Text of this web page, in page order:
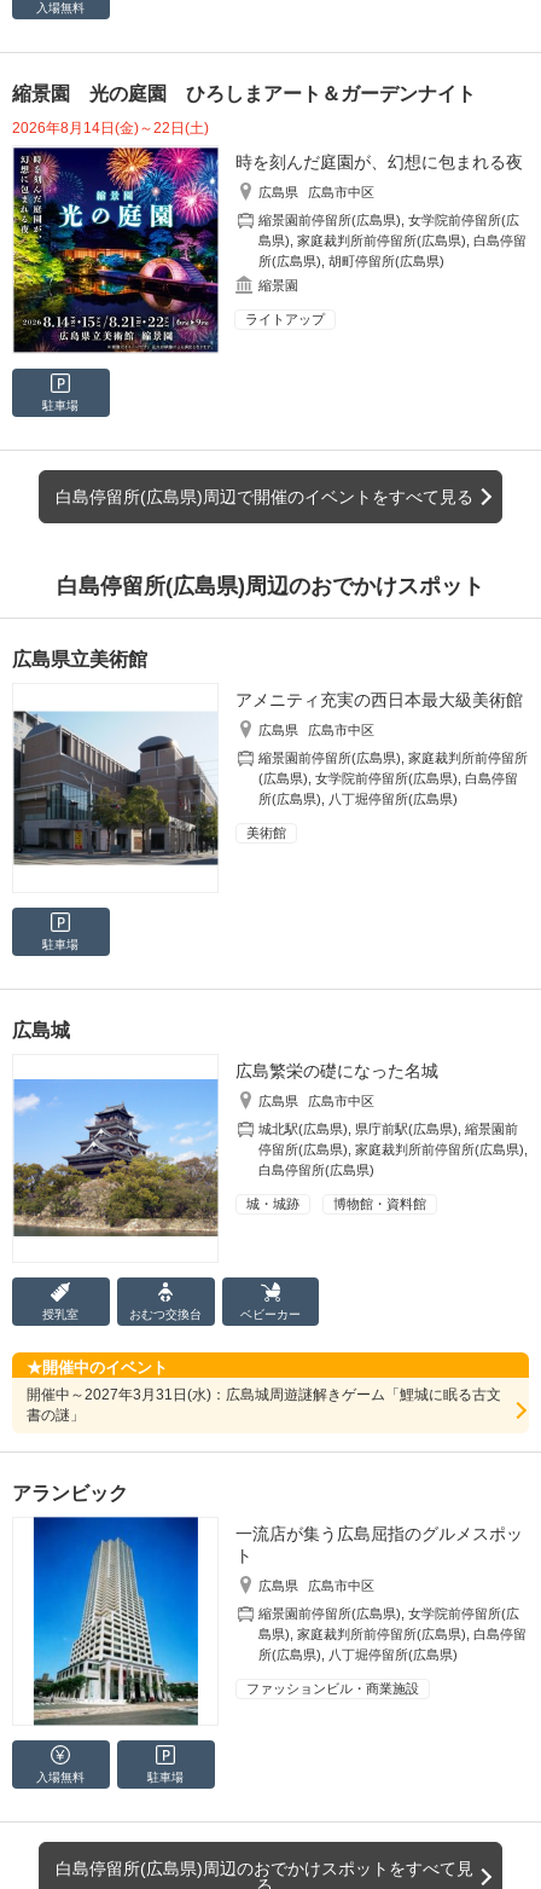
入場無料
縮景園 光の庭園 ひろしまアート＆ガーデンナイト
2026年8月14日(金)～22日(土)
時を刻んだ庭園が、幻想に包まれる夜
広島県
広島市中区
縮景園前停留所(広島県) ,女学院前停留所(広
島県) ,家庭裁判所前停留所(広島県) ,白島停留
所(広島県) ,胡町停留所(広島県)
縮景園
ライトアップ
駐車場
白島停留所(広島県)周辺で開催のイベントをすべて見る
白島停留所(広島県)周辺のおでかけスポット
広島県立美術館
アメニティ充実の西日本最大級美術館
広島県
広島市中区
縮景園前停留所(広島県) ,家庭裁判所前停留所
(広島県) ,女学院前停留所(広島県) ,白島停留
所(広島県)
八丁堀停留所(広島県)
美術館
駐車場
広島城
広島繁栄の礎になった名城
広島県
広島市中区
城北駅(広島県)
県庁前駅(広島県) ,縮景園前
停留所(広島県) ,家庭裁判所前停留所(広島県)
白島停留所(広島県)
城・城跡 博物館・資料館
授乳室 おむつ交換台 ベビーカー
開催中のイベント
開催中～2027年3月31日(水)：広島城周遊謎解きゲーム「鯉城に眠る古文
書の謎」
アランビック
一流店が集う広島屈指のグルメスポッ
ト
広島県
広島市中区
縮景園前停留所(広島県) ,女学院前停留所(広
島県) ,家庭裁判所前停留所(広島県) ,白島停留
所(広島県)
八丁堀停留所(広島県)
ファッションビル・商業施設
入場無料 駐車場
白島停留所(広島県)周辺のおでかけスポットをすべて見